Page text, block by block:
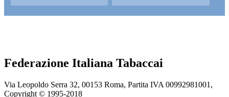
Federazione Italiana Tabaccai
Via Leopoldo Serra 32, 00153 Roma, Partita IVA 00992981001,
Copyright © 1995-2018